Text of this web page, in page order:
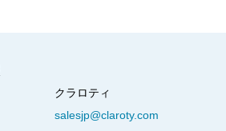
クラロティ
salesjp@claroty.com